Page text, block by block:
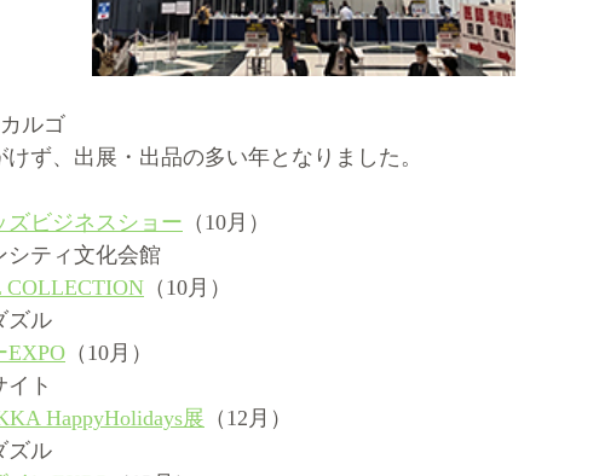
ルゴ
ず、出展・出品の多い年となりました。
ズビジネスショー （10月）
ティ文化会館
COLLECTION （10月）
ズル
EXPO （10月）
ト
HappyHolidays展 （12月）
ズル